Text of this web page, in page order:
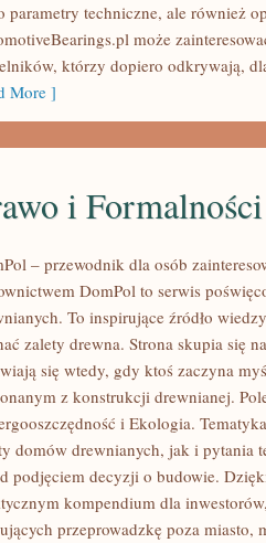
parametry techniczne, ale również
może
którzy dopiero odkrywają,
More ]
i Formalności
– przewodnik dla osób
DomPol to serwis
To inspirujące źródło
zalety drewna. Strona skupia się
się wtedy, gdy ktoś zaczyna
z konstrukcji drewnianej.
i Ekologia.
domów drewnianych, jak i pytania
podjęciem decyzji o budowie.
kompendium dla
przeprowadzkę poza miasto,